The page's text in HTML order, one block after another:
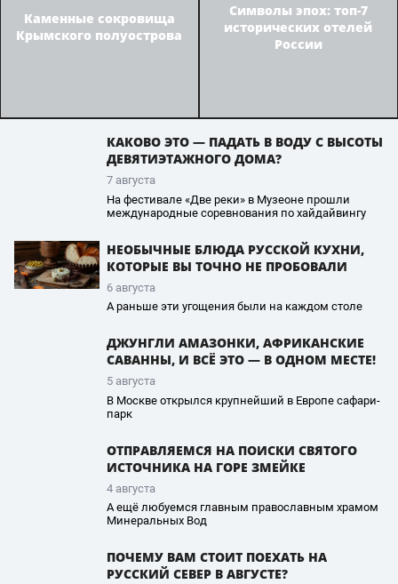
Каменные сокровища
Крымского полуострова
Символы эпох: топ-7
исторических отелей
России
КАКОВО ЭТО — ПАДАТЬ В ВОДУ С ВЫСОТЫ
ДЕВЯТИЭТАЖНОГО ДОМА?
7 августа
На фестивале «Две реки» в Музеоне прошли
международные соревнования по хайдайвингу
НЕОБЫЧНЫЕ БЛЮДА РУССКОЙ КУХНИ,
КОТОРЫЕ ВЫ ТОЧНО НЕ ПРОБОВАЛИ
6 августа
А раньше эти угощения были на каждом столе
ДЖУНГЛИ АМАЗОНКИ, АФРИКАНСКИЕ
САВАННЫ, И ВСЁ ЭТО — В ОДНОМ МЕСТЕ!
5 августа
В Москве открылся крупнейший в Европе сафари-
парк
ОТПРАВЛЯЕМСЯ НА ПОИСКИ СВЯТОГО
ИСТОЧНИКА НА ГОРЕ ЗМЕЙКЕ
4 августа
А ещё любуемся главным православным храмом
Минеральных Вод
ПОЧЕМУ ВАМ СТОИТ ПОЕХАТЬ НА
РУССКИЙ СЕВЕР В АВГУСТЕ?